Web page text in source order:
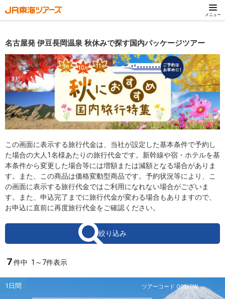
メニュー
名古屋発 伊豆長岡温泉 秋休みで探す国内パッケージツアー
この画面に表示する旅行代金は、当社が設定した基本条件で予約し
た場合の大人1名様あたりの旅行代金です。新幹線や宿・ホテルを基
本条件から変更した場合等には増額または減額となる場合がありま
す。また、この商品は価格変動型商品です。予約状況等により、こ
の画面に表示する旅行代金ではご利用になれない場合がございま
す。また、申込完了までに旅行代金が変わる場合もありますので、
お申込に直前に再度旅行代金をご確認ください。
絞り込み
7件中 1～7件表示
ツアーコード Q02KEW
1日間